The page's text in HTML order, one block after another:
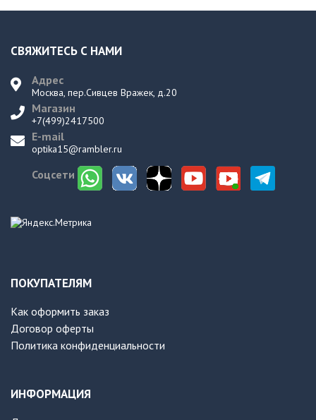
СВЯЖИТЕСЬ С НАМИ
Адрес
Москва, пер.Сивцев Вражек, д.20
Магазин
+7(499)2417500
E-mail
optika15@rambler.ru
Соцсети
ПОКУПАТЕЛЯМ
Как оформить заказ
Договор оферты
Политика конфиденциальности
ИНФОРМАЦИЯ